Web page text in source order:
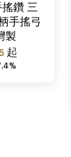
搖鑽 三
手搖弓
製
起